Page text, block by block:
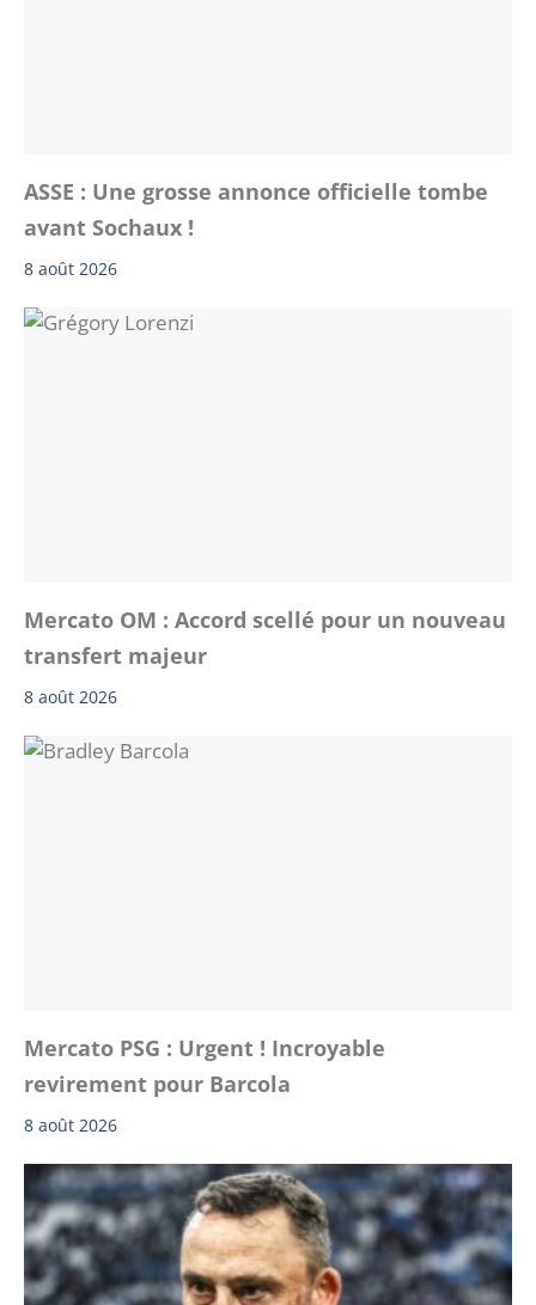
ASSE : Une grosse annonce officielle tombe
avant Sochaux !
8 août 2026
Mercato OM : Accord scellé pour un nouveau
transfert majeur
8 août 2026
Mercato PSG : Urgent ! Incroyable
revirement pour Barcola
8 août 2026